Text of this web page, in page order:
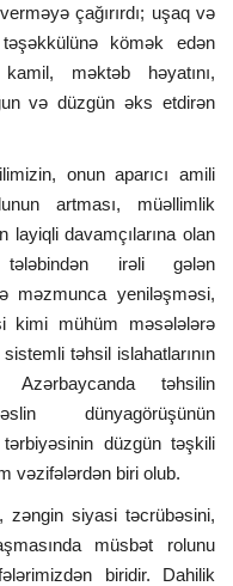
çağırırdı; uşaq və
kömək edən
məktəb həyatını,
və düzgün əks etdirən
onun aparıcı amili
artması, müəllimlik
layiqli davamçılarına olan
irəli gələn
məzmunca yeniləşməsi,
kimi mühüm məsələlərə
təhsil islahatlarının
təhsilin
dünyagörüşünün
tərbiyəsinin düzgün təşkili
vəzifələrdən biri olub.
siyasi təcrübəsini,
müsbət rolunu
biridir. Dahilik